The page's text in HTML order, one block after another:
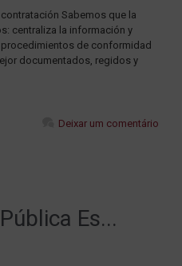
Sabemos que la
centraliza la información y
de conformidad
documentados, regidos y
Deixar um comentário
Es...